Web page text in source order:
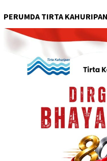
PERUMDA TIRTA KAHURIPAN